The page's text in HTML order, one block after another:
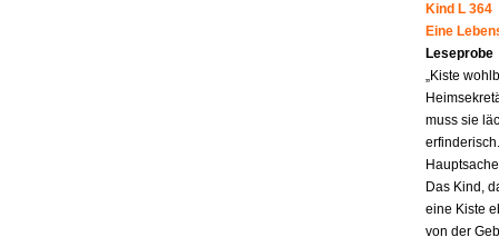
Kind L 364
Eine
Leseprobe
„Kiste
muss sie
Das Kind,
eine Kiste
von der